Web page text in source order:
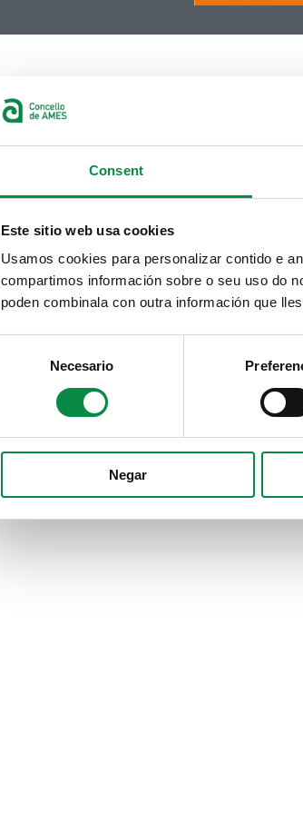
Consent
Este sitio web usa cookies
Usamos cookies para personalizar contido e
compartimos información sobre o seu uso do
poden combinala con outra información que
Necesario
Negar